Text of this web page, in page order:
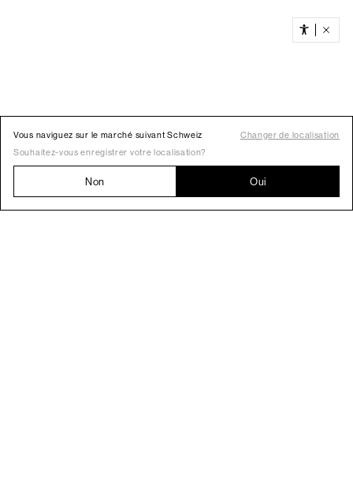
Vous naviguez sur le marché suivant Schweiz
Changer de localisation
Souhaitez-vous enregistrer votre localisation?
Non Oui